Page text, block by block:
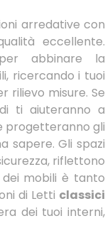
arredative con
eccellente.
abbinare la
ricercando i tuoi
rilievo misure. Se
ti aiuteranno a
progetteranno gli
sapere. Gli spazi
riflettono
mobili è tanto
di Letti classici
dei tuoi interni,